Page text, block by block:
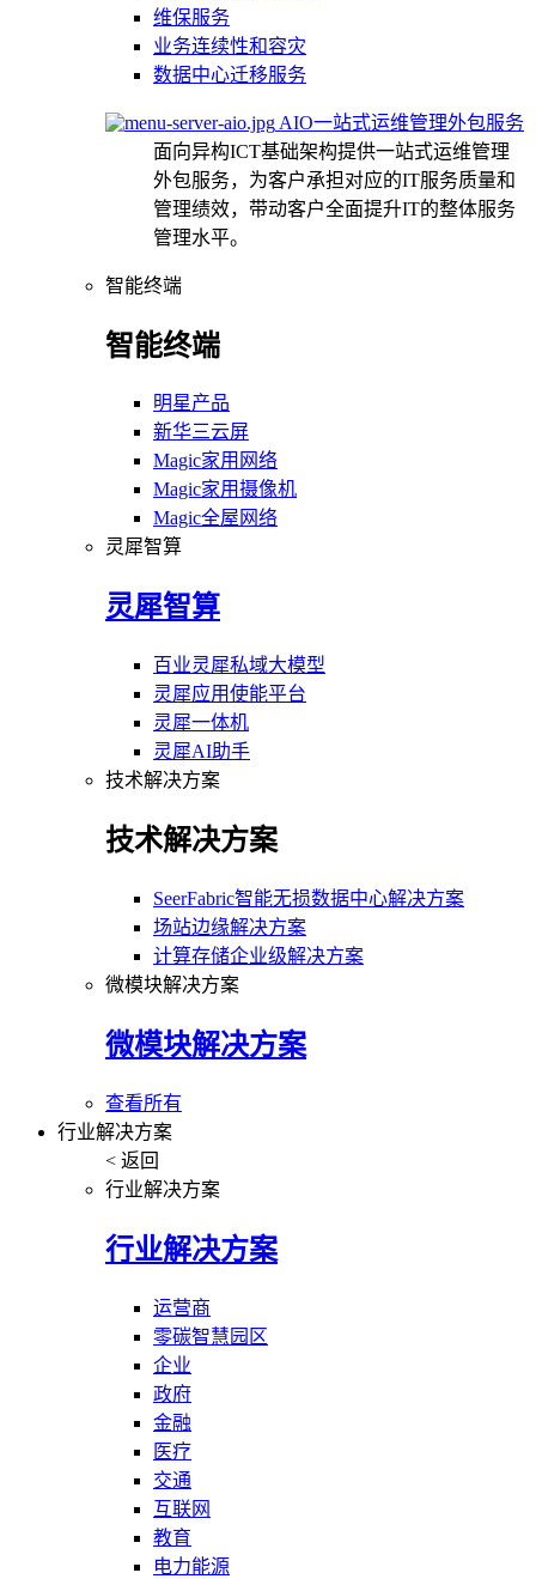
维保服务
业务连续性和容灾
数据中心迁移服务
AIO一站式运维管理外包服务
面向异构ICT基础架构提供一站式运维管理
外包服务，为客户承担对应的IT服务质量和
管理绩效，带动客户全面提升IT的整体服务
管理水平。
智能终端
智能终端
明星产品
新华三云屏
Magic家用网络
Magic家用摄像机
Magic全屋网络
灵犀智算
灵犀智算
百业灵犀私域大模型
灵犀应用使能平台
灵犀一体机
灵犀AI助手
技术解决方案
技术解决方案
SeerFabric智能无损数据中心解决方案
场站边缘解决方案
计算存储企业级解决方案
微模块解决方案
微模块解决方案
查看所有
行业解决方案
< 返回
行业解决方案
行业解决方案
运营商
零碳智慧园区
企业
政府
金融
医疗
交通
互联网
教育
电力能源